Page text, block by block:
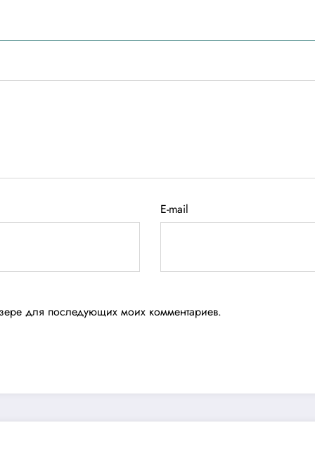
E-mail
для последующих моих комментариев.